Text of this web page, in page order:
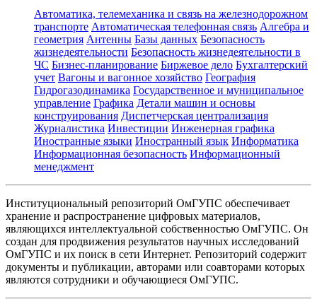
Автоматика, телемеханика и связь на железнодорожном
транспорте Автоматическая телефонная связь Алгебра и
геометрия Антенны Базы данных Безопасность
жизнедеятельности Безопасность жизнедеятельности в
ЧС Бизнес-планирование Биржевое дело Бухгалтерский
учет Вагоны и вагонное хозяйство География
Гидрогазодинамика Государственное и муниципальное
управление Графика Детали машин и основы
конструирования Диспетчерская централизация
Журналистика Инвестиции Инженерная графика
Иностранные языки Иностранный язык Информатика
Информационная безопасность Информационный
менеджмент
Институциональный репозиторий ОмГУПС обеспечивает
хранение и распространение цифровых материалов,
являющихся интеллектуальной собственностью ОмГУПС. Он
создан для продвижения результатов научных исследований
ОмГУПС и их поиск в сети Интернет. Репозиторий содержит
документы и публикации, авторами или соавторами которых
являются сотрудники и обучающиеся ОмГУПС.